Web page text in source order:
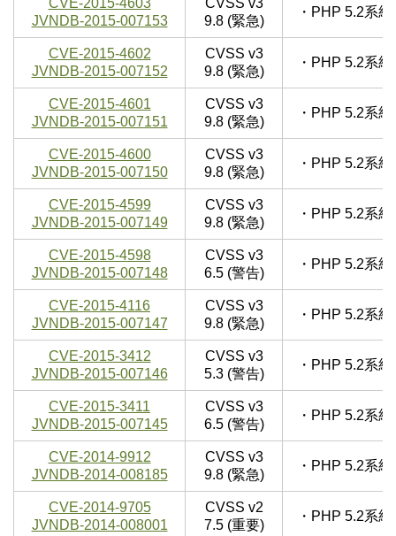
CVE-2015-4603
JVNDB-2015-007153
CVSS v3
9.8 (緊急)
・PHP 5.2系
CVE-2015-4602
JVNDB-2015-007152
CVSS v3
9.8 (緊急)
・PHP 5.2系
CVE-2015-4601
JVNDB-2015-007151
CVSS v3
9.8 (緊急)
・PHP 5.2系
CVE-2015-4600
JVNDB-2015-007150
CVSS v3
9.8 (緊急)
・PHP 5.2系
CVE-2015-4599
JVNDB-2015-007149
CVSS v3
9.8 (緊急)
・PHP 5.2系
CVE-2015-4598
JVNDB-2015-007148
CVSS v3
6.5 (警告)
・PHP 5.2系
CVE-2015-4116
JVNDB-2015-007147
CVSS v3
9.8 (緊急)
・PHP 5.2系
CVE-2015-3412
JVNDB-2015-007146
CVSS v3
5.3 (警告)
・PHP 5.2系
CVE-2015-3411
JVNDB-2015-007145
CVSS v3
6.5 (警告)
・PHP 5.2系
CVE-2014-9912
JVNDB-2014-008185
CVSS v3
9.8 (緊急)
・PHP 5.2系
CVE-2014-9705
JVNDB-2014-008001
CVSS v2
7.5 (重要)
・PHP 5.2系